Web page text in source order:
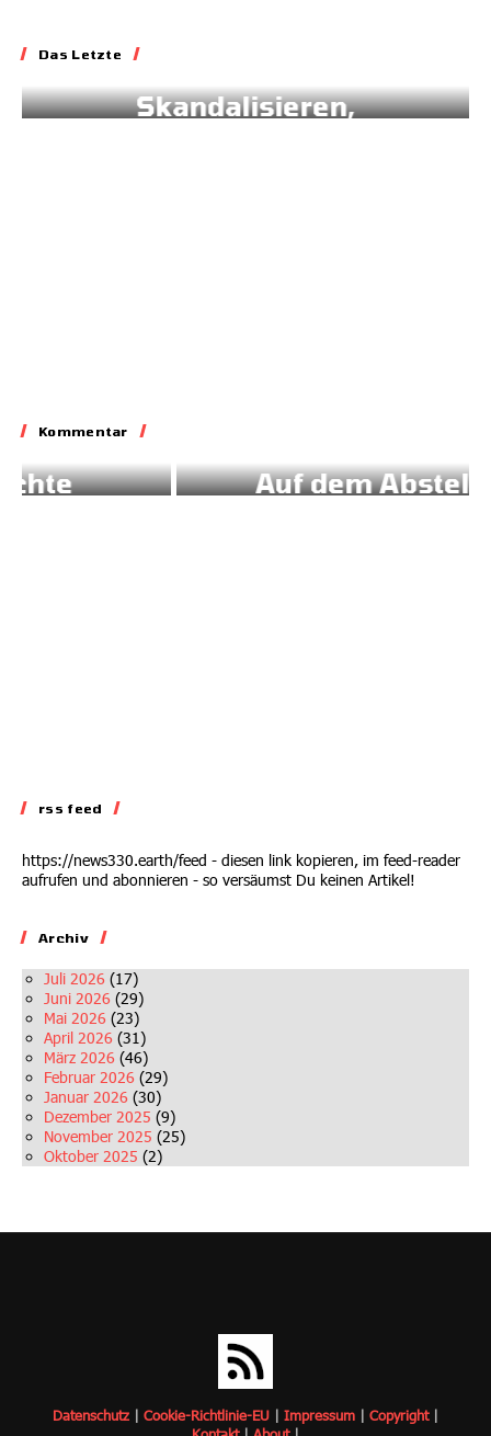
Das Letzte
Skandalisieren,
Kommentar
Auf dem Abstellgleis
rss feed
https://news330.earth/feed - diesen link kopieren, im feed-reader
aufrufen und abonnieren - so versäumst Du keinen Artikel!
Archiv
Juli 2026 (17)
Juni 2026 (29)
Mai 2026 (23)
April 2026 (31)
März 2026 (46)
Februar 2026 (29)
Januar 2026 (30)
Dezember 2025 (9)
November 2025 (25)
Oktober 2025 (2)
Datenschutz | Cookie-Richtlinie-EU | Impressum | Copyright|